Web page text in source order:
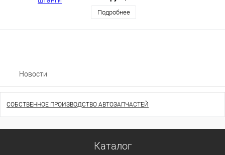
Подробнее
Новости
СОБСТВЕННОЕ ПРОИЗВОДСТВО АВТОЗАПЧАСТЕЙ
Каталог